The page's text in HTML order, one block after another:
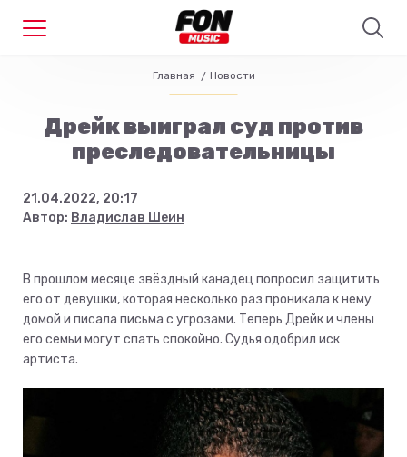
Главная Новости
Дрейк выиграл суд против
преследовательницы
21.04.2022, 20:17
Автор: Владислав Шеин
В прошлом месяце звёздный канадец попросил защитить
его от девушки, которая несколько раз проникала к нему
домой и писала письма с угрозами. Теперь Дрейк и члены
его семьи могут спать спокойно. Судья одобрил иск
артиста.